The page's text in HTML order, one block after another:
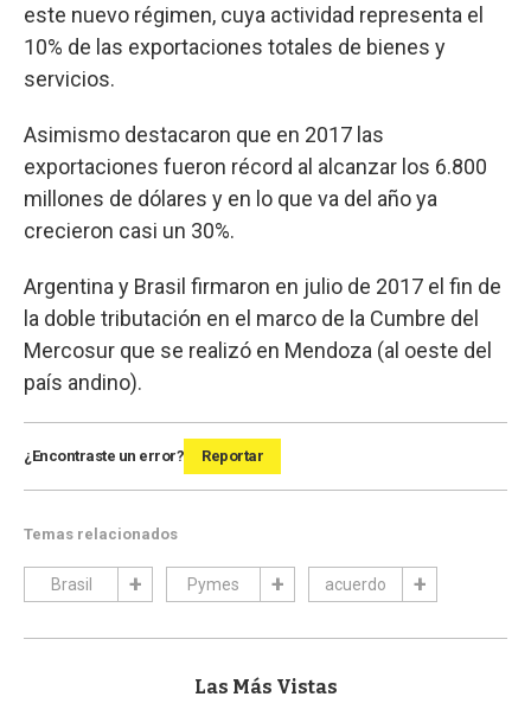
este nuevo régimen, cuya actividad representa el
10% de las exportaciones totales de bienes y
servicios.
Asimismo destacaron que en 2017 las
exportaciones fueron récord al alcanzar los 6.800
millones de dólares y en lo que va del año ya
crecieron casi un 30%.
Argentina y Brasil firmaron en julio de 2017 el fin de
la doble tributación en el marco de la Cumbre del
Mercosur que se realizó en Mendoza (al oeste del
país andino).
¿Encontraste un error? Reportar
Temas relacionados
Brasil Pymes acuerdo
Las Más Vistas